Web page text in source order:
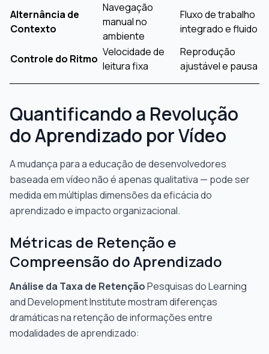
Alternância de
Contexto
Navegação
manual no
ambiente
Fluxo de trabalho
integrado e fluido
Controle do Ritmo
Velocidade de
leitura fixa
Reprodução
ajustável e pausa
Quantificando a Revolução
do Aprendizado por Vídeo
A mudança para a educação de desenvolvedores
baseada em vídeo não é apenas qualitativa — pode ser
medida em múltiplas dimensões da eficácia do
aprendizado e impacto organizacional.
Métricas de Retenção e
Compreensão do Aprendizado
Análise da Taxa de RetençãoPesquisas do Learning
and Development Institute mostram diferenças
dramáticas na retenção de informações entre
modalidades de aprendizado: